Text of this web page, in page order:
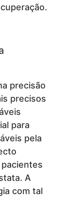
precisão
precisos
para
pela
A
com tal